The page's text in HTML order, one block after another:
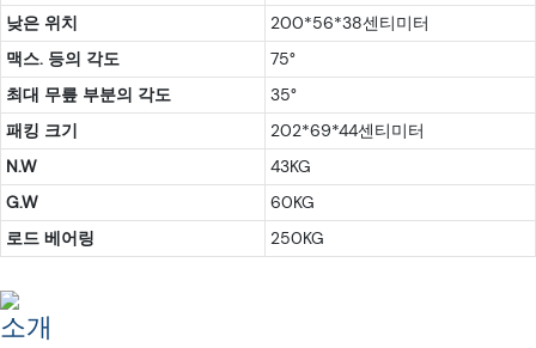
낮은 위치
200*56*38센티미터
맥스. 등의 각도
75°
최대 무릎 부분의 각도
35°
패킹 크기
202*69*44센티미터
N.W
43KG
G.W
60KG
로드 베어링
250KG
소개